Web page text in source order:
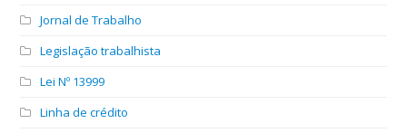
Jornal de Trabalho
Legislação trabalhista
Lei Nº 13999
Linha de crédito